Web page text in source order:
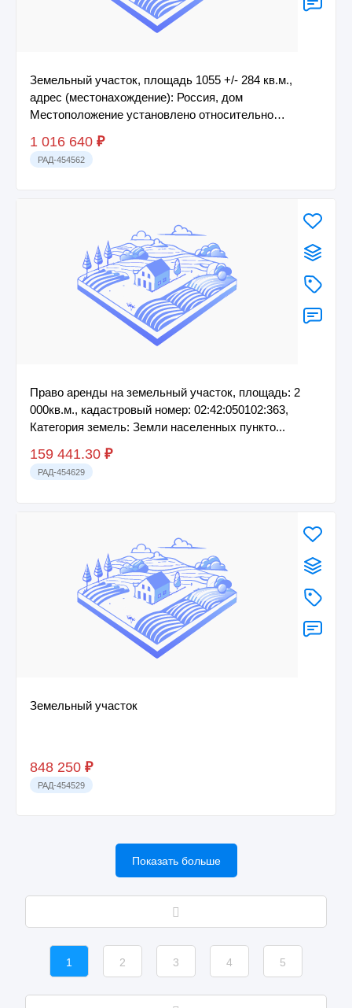
Земельный участок, площадь 1055 +/- 284 кв.м.,
адрес (местонахождение): Россия, дом
Местоположение установлено относительно
1 016 640 ₽
РАД-454562
Право аренды на земельный участок, площадь: 2
000кв.м., кадастровый номер: 02:42:050102:363,
Категория земель: Земли населенных пункто...
159 441.30 ₽
РАД-454629
Земельный участок
848 250 ₽
РАД-454529
Показать больше
1 2 3 4 5